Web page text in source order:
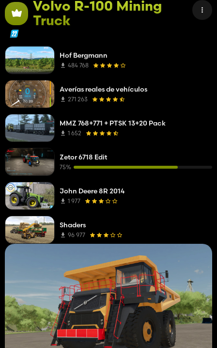
Volvo R-100 Mining
Truck
Hof Bergmann
484 768
Averías reales de vehículos
271 263
MMZ 768+771 + PTSK 13+20 Pack
1 652
Zetor 6718 Edit
75%
John Deere 8R 2014
1 977
Shaders
96 977